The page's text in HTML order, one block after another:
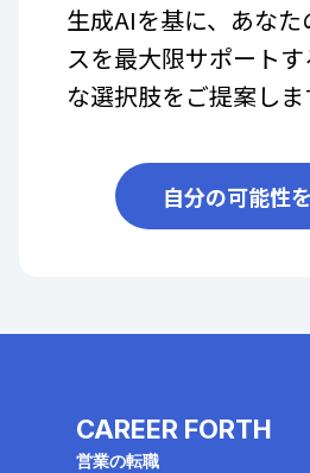
生成AIを基に、あな
スを最大限サポート
な選択肢をご提案しま
自分の可能性
CAREER FORTH
営業の転職